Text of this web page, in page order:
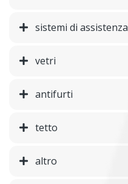
sistemi di assistenza
vetri
antifurti
tetto
altro